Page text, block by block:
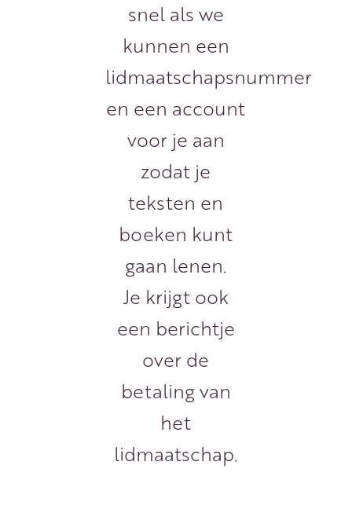
snel als we
kunnen een
lidmaatschapsnummer
en een account
voor je aan
zodat je
teksten en
boeken kunt
gaan lenen.
Je krijgt ook
een berichtje
over de
betaling van
het
lidmaatschap.